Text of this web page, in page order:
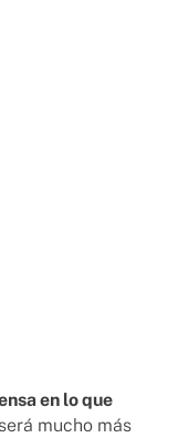
en lo que
mucho más